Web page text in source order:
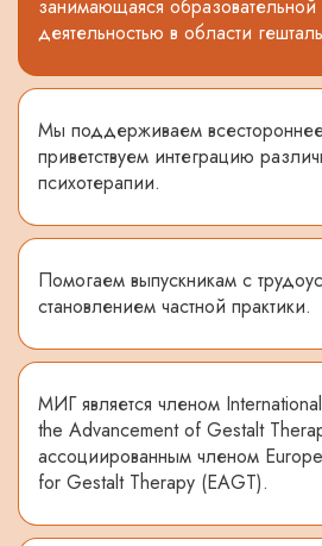
занимающаяся образовательной
деятельностью в области
Мы поддерживаем
приветствуем интеграцию
психотерапии.
Помогаем выпускникам с
становлением частной практики.
МИГ является членом
the Advancement of Gestalt
ассоциированным членом
for Gestalt Therapy (EAGT).